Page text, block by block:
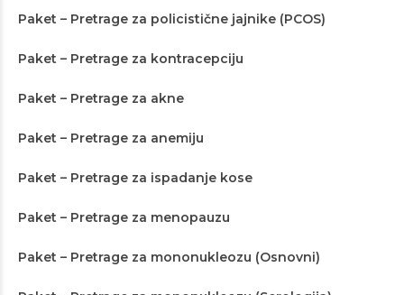
Paket – Pretrage za policistične jajnike (PCOS)
Paket – Pretrage za kontracepciju
Paket – Pretrage za akne
Paket – Pretrage za anemiju
Paket – Pretrage za ispadanje kose
Paket – Pretrage za menopauzu
Paket – Pretrage za mononukleozu (Osnovni)